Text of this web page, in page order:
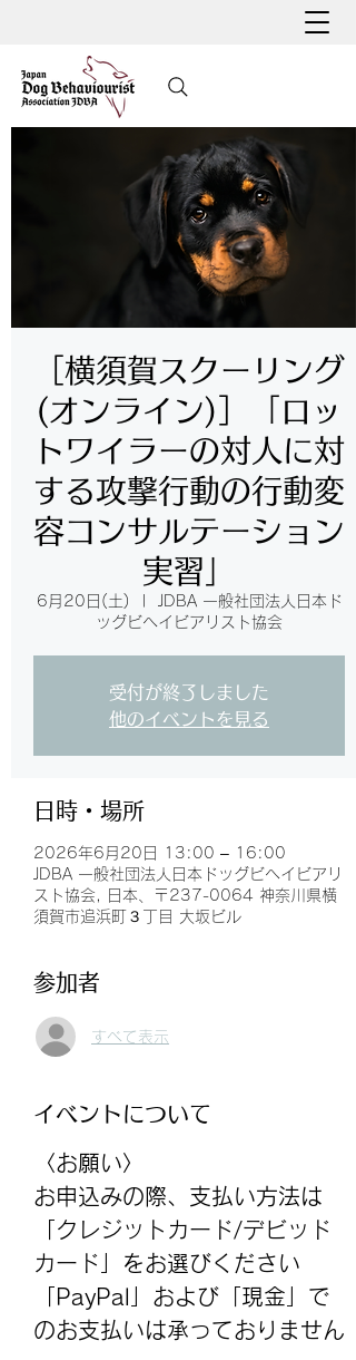
［横須賀スクーリング
(オンライン)］「ロッ
トワイラーの対人に対
する攻撃行動の行動変
容コンサルテーション
実習」
6月20日(土)
JDBA 一般社団法人日本ド
ッグビヘイビアリスト協会
受付が終了しました
他のイベントを見る
日時・場所
2026年6月20日 13:00 – 16:00
JDBA 一般社団法人日本ドッグビヘイビアリ
スト協会, 日本、〒237-0064 神奈川県横
須賀市追浜町３丁目 大坂ビル
参加者
すべて表示
イベントについて
〈お願い〉
お申込みの際、支払い方法は
「クレジットカード/デビッド
カード」をお選びください
「PayPal」および「現金」で
のお支払いは承っておりません